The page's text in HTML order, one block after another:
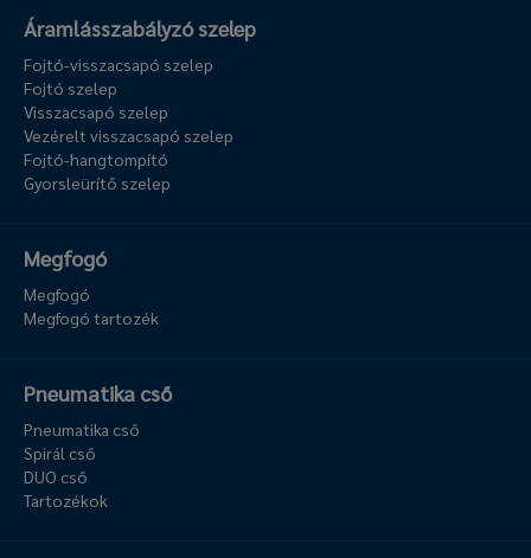
Áramlásszabályzó szelep
Fojtó-visszacsapó szelep
Fojtó szelep
Visszacsapó szelep
Vezérelt visszacsapó szelep
Fojtó-hangtompító
Gyorsleürítő szelep
Megfogó
Megfogó
Megfogó tartozék
Pneumatika cső
Pneumatika cső
Spirál cső
DUO cső
Tartozékok